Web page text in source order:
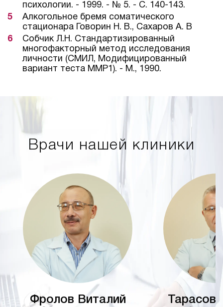
психологии. - 1999. - № 5. - С. 140-143.
Алкогольное бремя соматического
стационара Говорин Н. В., Сахаров А. В
Собчик Л.Н. Стандартизированный
многофакторный метод исследования
личности (СМИЛ, Модифицированный
вариант теста ММР1). - М., 1990.
Врачи нашей клиники
Фролов Виталий
Тарасов